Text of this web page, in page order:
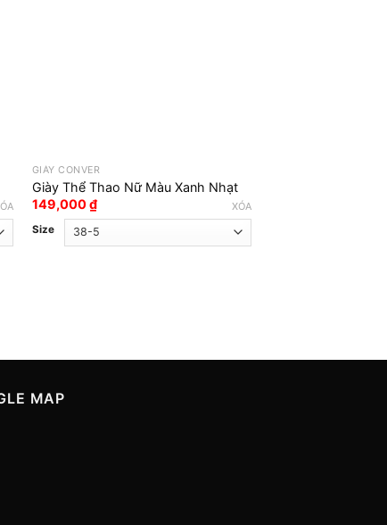
GIÀY CONVER
Giày Thể Thao Nữ Màu Xanh Nhạt
149,000₫
Size
XÓA
MAP